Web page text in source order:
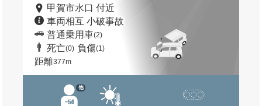
甲賀市水口 付近
車両相互 小破事故
普通乗用車(2)
死亡(0) 負傷(1)
距離377m
他